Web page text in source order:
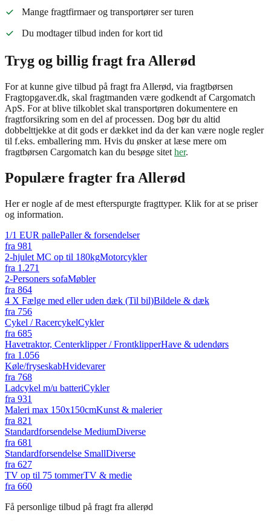
Mange fragtfirmaer og transportører ser turen
Du modtager tilbud inden for kort tid
Tryg og billig fragt fra Allerød
For at kunne give tilbud på fragt fra Allerød, via fragtbørsen
Fragtopgaver.dk, skal fragtmanden være godkendt af Cargomatch
ApS. For at blive tilkoblet skal transportøren dokumentere en
fragtforsikring som en del af processen. Dog bør du altid
dobbelttjekke at dit gods er dækket ind da der kan være nogle regler
til f.eks. emballering mm. Hvis du ønsker at læse mere om
fragtbørsen Cargomatch kan du besøge sitet her.
Populære fragter fra Allerød
Her er nogle af de mest efterspurgte fragttyper. Klik for at se priser
og information.
1/1 EUR pallePaller & forsendelser
fra 981
2-hjulet MC op til 180kgMotorcykler
fra 1.271
2-Personers sofaMøbler
fra 864
4 X Fælge med eller uden dæk (Til bil)Bildele & dæk
fra 756
Cykel / RacercykelCykler
fra 685
Havetraktor, Centerklipper / FrontklipperHave & udendørs
fra 1.056
Køle/fryseskabHvidevarer
fra 768
Ladcykel m/u batteriCykler
fra 931
Maleri max 150x150cmKunst & malerier
fra 821
Standardforsendelse MediumDiverse
fra 681
Standardforsendelse SmallDiverse
fra 627
TV op til 75 tommerTV & medie
fra 660
Få personlige tilbud på fragt fra allerød